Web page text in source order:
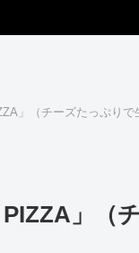
」（チーズたっぷりで
」（